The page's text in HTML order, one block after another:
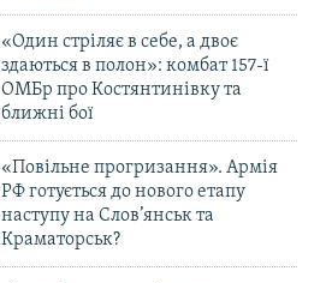
«Один стріляє в себе, а двоє
здаються в полон»: комбат 157-ї
ОМБр про Костянтинівку та
ближні бої
«Повільне прогризання». Армія
РФ готується до нового етапу
наступу на Слов’янськ та
Краматорськ?